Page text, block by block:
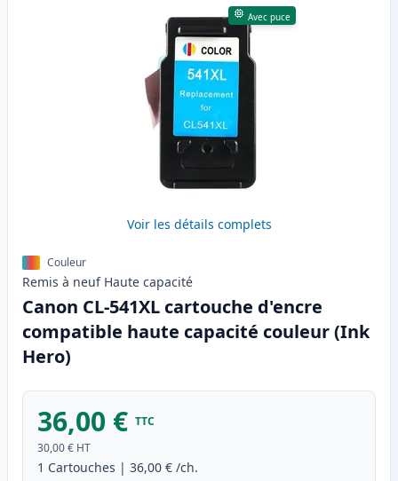
Avec puce
Voir les détails complets
Couleur
Remis à neuf Haute capacité
Canon CL-541XL cartouche d'encre
compatible haute capacité couleur (Ink
Hero)
36,00 € TTC
30,00 € HT
1 Cartouches | 36,00 € /ch.